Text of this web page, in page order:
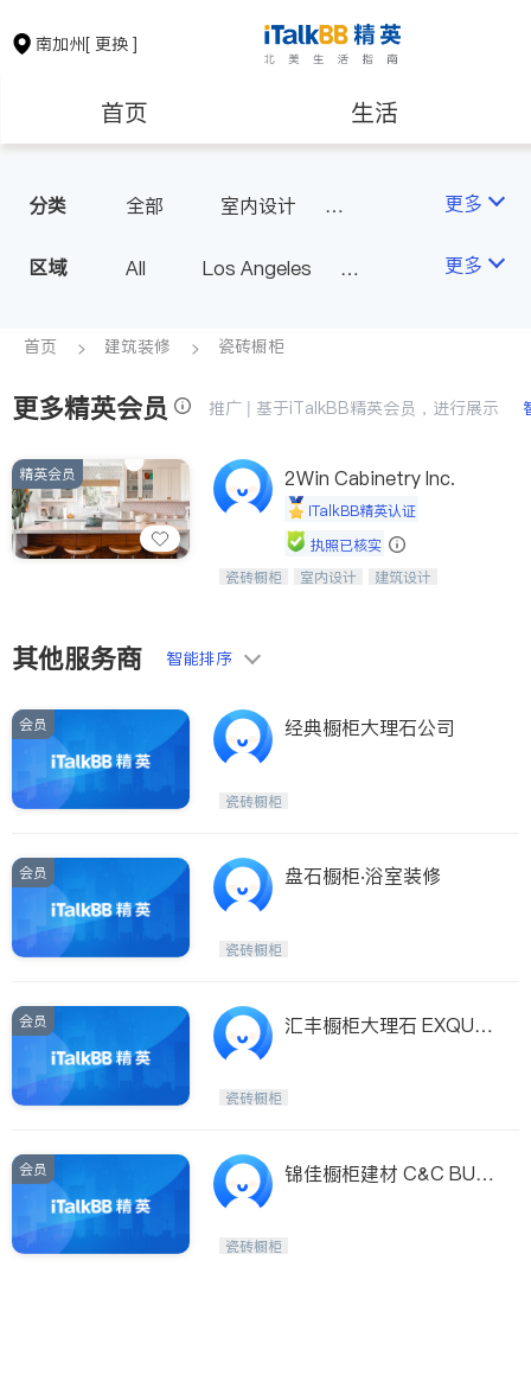
南加州[ 更换 ]
首页 生活
保险理财
银行贷款
建筑装修 教育
养老 非盈利组织
分类 全部
室内设计
卫浴洁具
地板建材
更多
区域 All
Los Angeles
Alhambra & San Gabriel
Diamond Bar & Covina
Rowland Heights & Hacienda H
eights
Los Angeles County - Other Ci
ties
Riverside
Santa Barbara & Monterey
更多
首页 建筑装修 瓷砖橱柜
更多精英会员 推广 | 基于iTalkBB精英会员，进行展示
精英会员 2Win Cabinetry Inc.
iTalkBB精英认证
执照已核实
中华橱柜石材公司以实惠的价格提供实
家的选择。
瓷砖橱柜 室内设计
建筑设计
其他服务商 智能排序
会员 经典橱柜大理石公司
瓷砖橱柜
会员 盘石橱柜‧浴室装修
瓷砖橱柜
会员
汇丰橱柜大理石 EXQUISI
瓷砖橱柜
会员
锦佳橱柜建材 C&C BUIL
瓷砖橱柜